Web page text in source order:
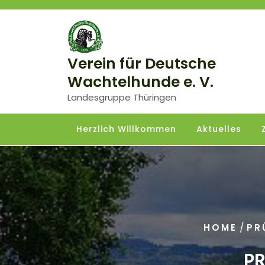
Skip
Verein für Deutsche
Wachtelhunde e. V.
Landesgruppe Thüringen
Herzlich Willkommen Aktuelles
HOME /